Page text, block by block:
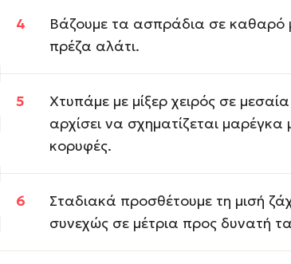
Βάζουμε τα ασπράδια σε καθαρό
πρέζα αλάτι.
Χτυπάμε με μίξερ χειρός σε
αρχίσει να σχηματίζεται
κορυφές.
Σταδιακά προσθέτουμε τη μισή
συνεχώς σε μέτρια προς δυνατή